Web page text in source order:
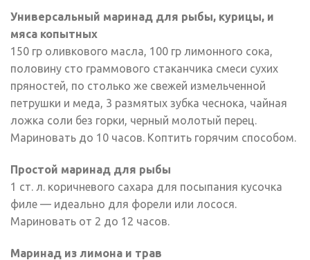
Универсальный маринад для рыбы, курицы, и
мяса копытных
150 гр оливкового масла, 100 гр лимонного сока,
половину сто граммового стаканчика смеси сухих
пряностей, по столько же свежей измельченной
петрушки и меда, 3 размятых зубка чеснока, чайная
ложка соли без горки, черный молотый перец.
Мариновать до 10 часов. Коптить горячим способом.
Простой маринад для рыбы
1 ст. л. коричневого сахара для посыпания кусочка
филе — идеально для форели или лосося.
Мариновать от 2 до 12 часов.
Маринад из лимона и трав